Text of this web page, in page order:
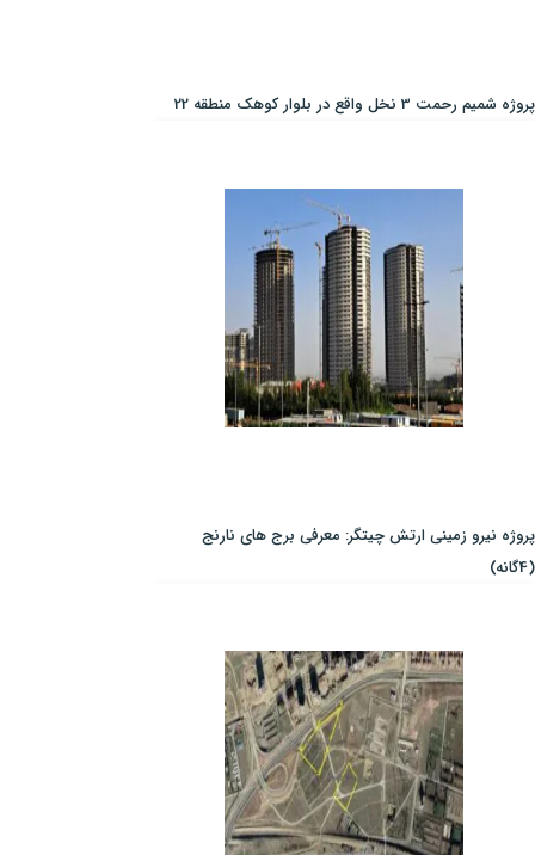
پروژه شمیم رحمت 3 نخل واقع در بلوار کوهک منطقه 22
پروژه نیرو زمینی ارتش چیتگر: معرفی برج های نارنج
(4گانه)